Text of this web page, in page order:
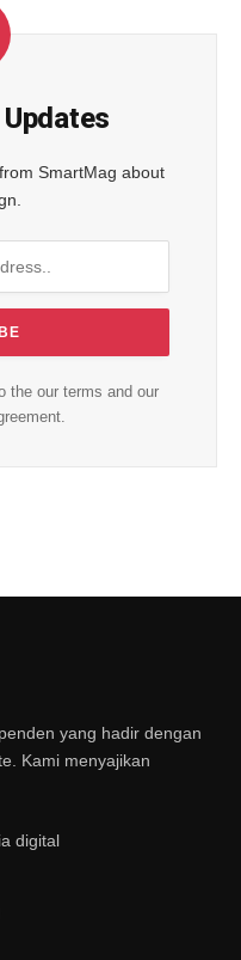
SmartMag about
the our terms and our
yang hadir dengan
Kami menyajikan
digital